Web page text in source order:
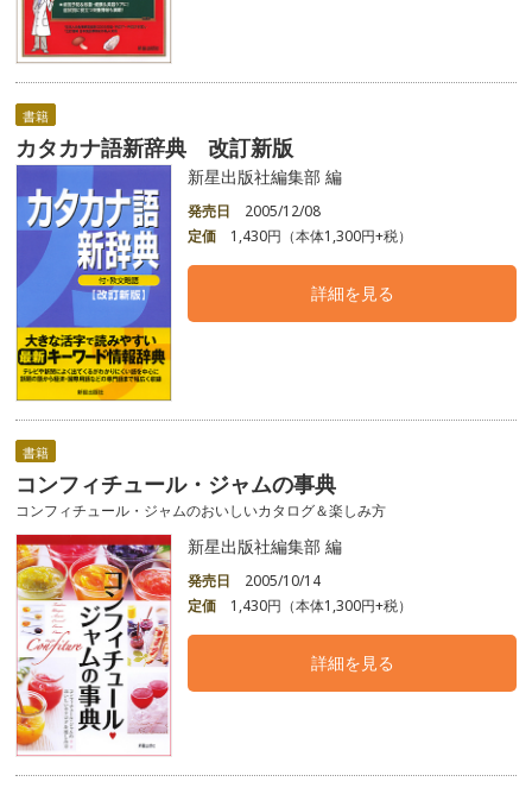
書籍
カタカナ語新辞典 改訂新版
新星出版社編集部 編
発売日
2005/12/08
定価
1,430円（本体1,300円+税）
詳細を見る
書籍
コンフィチュール・ジャムの事典
コンフィチュール・ジャムのおいしいカタログ＆楽しみ方
新星出版社編集部 編
発売日
2005/10/14
定価
1,430円（本体1,300円+税）
詳細を見る